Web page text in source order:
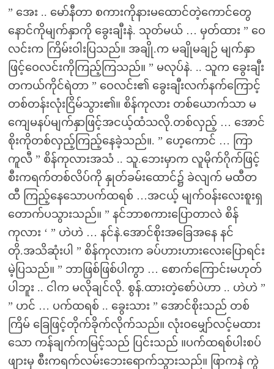
” အေး .. မော်နီတာ စကားကိုနားမထောင်တဲ့ကောင်တွေ
နောင်ကိုမျက်နှာကို ခွေးချီးနဲ. သုတ်မယ် … မှတ်ထား ” ဝေ
လင်းက ကြိမ်းဝါးပြသည်။ အချို.က မချိုမချဉ် မျက်နှာ
ဖြင့်ဝေလင်းကိုကြည့်ကြသည်။ ” မလုပ်နဲ. .. သူက ခွေးချီး
တကယ်ကိုင်ရဲတာ ” ဝေလင်း၏ ခွေးချီးလက်နက်ကြောင့်
တစ်တန်းလုံးငြိမ်သွား၏။ စိန်ကုလား တစ်ယောက်သာ မ
ကျေမနပ်မျက်နှာဖြင့်အငယ့်ထံသလို.တစ်လှည့် … အောင်
စိုးကိုတစ်လှည့်ကြည့်နေခဲ့သည်။. ” ဟေ့ကောင် … ကြာ
ကူလီ ” စိန်ကုလားအသံ .. သူ.ဘေးမှာက လူမိုက်ဂိုက်ဖြင့်
စီးကရက်တစ်လိပ်ကို နှုတ်ခမ်းထောင်၌ ခဲလျက် မထီတ
ထီ ကြည့်နေသောပက်ထရစ် …အငယ့် မျက်ဝန်းလေးစူးရှ
တောက်ပသွားသည်။ ” နင်ဘာစကားပြောတာလဲ စိန်
ကုလား ‘ ” ဟဲဟဲ … နင်နဲ.အောင်စိုးအခြေအနေ နင်
တို.အသိဆုံးပါ ” စိန်ကုလားက ခပ်ဟားဟားလေးပြောရင်း
မဲ့ပြသည်။ ” ဘာဖြစ်ဖြစ်ပါကွာ … စောက်ကြောင်းမဟုတ်
ပါဘူး .. ငါက မလိုချင်လို. စွန်.ထားတဲ့စော်ပဲဟာ .. ဟဲဟဲ ”
” ဟင် … ပက်ထရစ် .. ခွေးသား ” အောင်စိုးသည် တစ်
ကြိမ် ခြေဖြင့်တိုက်ခိုက်လိုက်သည်။ လုံးဝမျှော်လင့်မထား
သော ကန်ချက်ကမြင့်သည် ပြင်းသည် ။ပက်ထရစ်ပါးစပ်
ဖျားမှ စီးကရက်လမ်းဘေးရောက်သွားသည်။ ဖြာကနဲ ကွဲ